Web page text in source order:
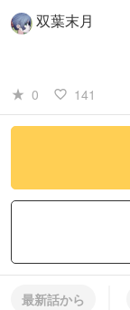
双葉末月
ろの記録
star_rate 0 favorite_border 141
最新話から